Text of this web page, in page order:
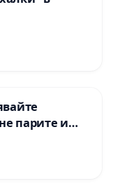
парите и